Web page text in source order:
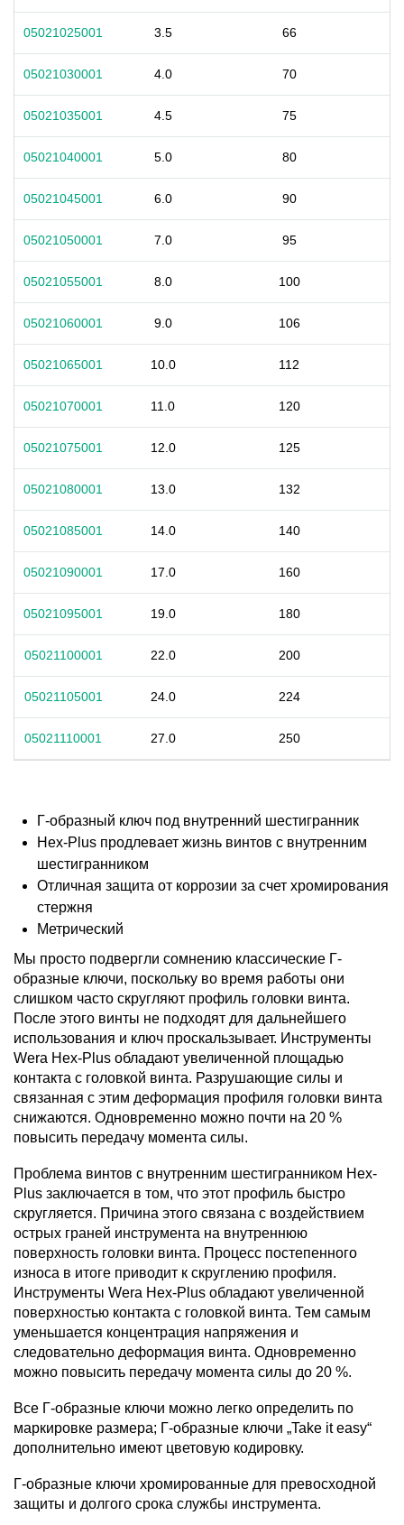
05021025001 3.5 66
05021030001 4.0 70
05021035001 4.5 75
05021040001 5.0 80
05021045001 6.0 90
05021050001 7.0 95
05021055001 8.0 100
05021060001 9.0 106
05021065001 10.0 112
05021070001 11.0 120
05021075001 12.0 125
05021080001 13.0 132
05021085001 14.0 140
05021090001 17.0 160
05021095001 19.0 180
05021100001 22.0 200
05021105001 24.0 224
05021110001 27.0 250
Г-образный ключ под внутренний шестигранник
Hex-Plus продлевает жизнь винтов с внутренним
шестигранником
Отличная защита от коррозии за счет хромирования
стержня
Метрический
Мы просто подвергли сомнению классические Г-
образные ключи, поскольку во время работы они
слишком часто скругляют профиль головки винта.
После этого винты не подходят для дальнейшего
использования и ключ проскальзывает. Инструменты
Wera Hex-Plus обладают увеличенной площадью
контакта с головкой винта. Разрушающие силы и
связанная с этим деформация профиля головки винта
снижаются. Одновременно можно почти на 20 %
повысить передачу момента силы.
Проблема винтов с внутренним шестигранником Hex-
Plus заключается в том, что этот профиль быстро
скругляется. Причина этого связана с воздействием
острых граней инструмента на внутреннюю
поверхность головки винта. Процесс постепенного
износа в итоге приводит к скруглению профиля.
Инструменты Wera Hex-Plus обладают увеличенной
поверхностью контакта с головкой винта. Тем самым
уменьшается концентрация напряжения и
следовательно деформация винта. Одновременно
можно повысить передачу момента силы до 20 %.
Все Г-образные ключи можно легко определить по
маркировке размера; Г-образные ключи „Take it easy“
дополнительно имеют цветовую кодировку.
Г-образные ключи хромированные для превосходной
защиты и долгого срока службы инструмента.